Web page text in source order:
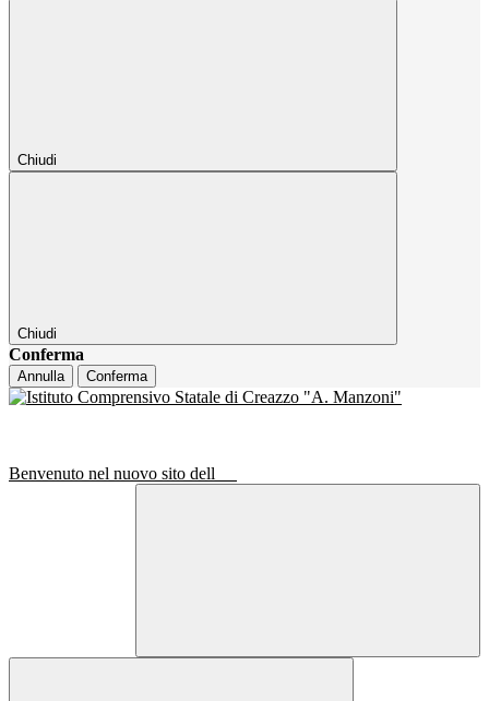
Chiudi
Chiudi
Conferma
Annulla Conferma
Benvenuto nel nuovo sito dell